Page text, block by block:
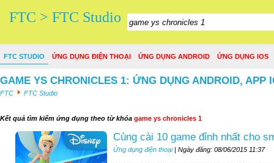
FTC > FTC Studio
FTC STUDIO ỨNG DỤNG ĐIỆN THOẠI ỨNG DỤNG ANDROID ỨNG DỤNG IOS
GAME YS CHRONICLES 1: ỨNG DỤNG ANDROID, APP
FTC FTC Studio
Kết quả tìm kiếm ứng dụng theo từ khóa game ys chronicles 1
Cùng cài 10 game đỉnh nhất cho
Ứng dụng điện thoại| Ngày đăng: 08/06/2015 11:37